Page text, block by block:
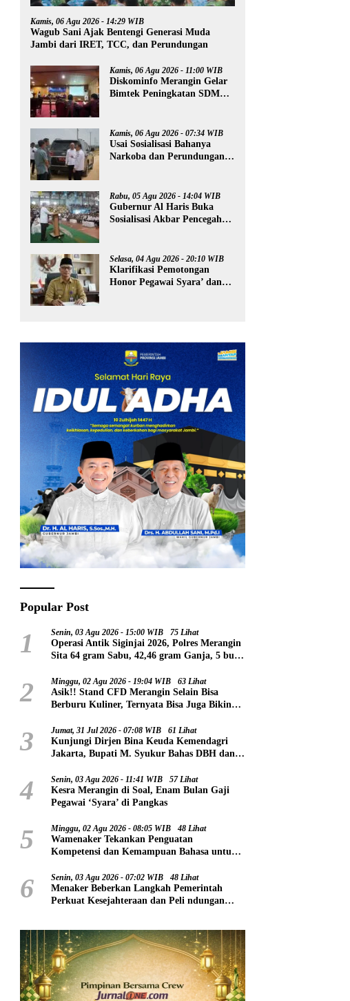
Kamis, 06 Agu 2026 - 14:29 WIB
Wagub Sani Ajak Bentengi Generasi Muda
Jambi dari IRET, TCC, dan Perundungan
Kamis, 06 Agu 2026 - 11:00 WIB
Diskominfo Merangin Gelar
Bimtek Peningkatan SDM
Kamis, 06 Agu 2026 - 07:34 WIB
Usai Sosialisasi Bahanya
Narkoba dan Perundungan,
Rakyat
Rabu, 05 Agu 2026 - 14:04 WIB
Gubernur Al Haris Buka
Sosialisasi Akbar Pencegahan
Selasa, 04 Agu 2026 - 20:10 WIB
Klarifikasi Pemotongan
Honor Pegawai Syara’ dan
Popular Post
1 Senin, 03 Agu 2026 - 15:00 WIB 75 Lihat
Operasi Antik Siginjai 2026, Polres Merangin
Sita 64 gram Sabu, 42,46 gram Ganja, 5 butir
2 Minggu, 02 Agu 2026 - 19:04 WIB 63 Lihat
Asik!! Stand CFD Merangin Selain Bisa
Berburu Kuliner, Ternyata Bisa Juga Bikin
3 Jumat, 31 Jul 2026 - 07:08 WIB 61 Lihat
Kunjungi Dirjen Bina Keuda Kemendagri
Jakarta, Bupati M. Syukur Bahas DBH dan
4 Senin, 03 Agu 2026 - 11:41 WIB 57 Lihat
Kesra Merangin di Soal, Enam Bulan Gaji
Pegawai ‘Syara’ di Pangkas
5 Minggu, 02 Agu 2026 - 08:05 WIB 48 Lihat
Wamenaker Tekankan Penguatan
Kompetensi dan Kemampuan Bahasa untuk
6 Senin, 03 Agu 2026 - 07:02 WIB 48 Lihat
Menaker Beberkan Langkah Pemerintah
Perkuat Kesejahteraan dan Peli ndungan